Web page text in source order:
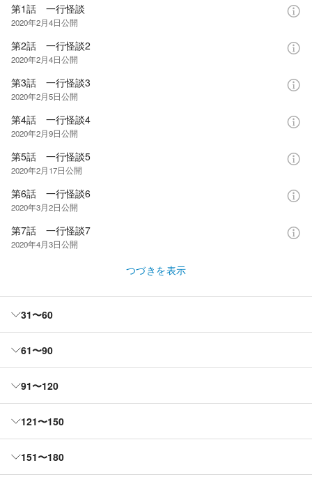
第1話 一行怪談
2020年2月4日公開
第2話 一行怪談2
2020年2月4日公開
第3話 一行怪談3
2020年2月5日公開
第4話 一行怪談4
2020年2月9日公開
第5話 一行怪談5
2020年2月17日公開
第6話 一行怪談6
2020年3月2日公開
第7話 一行怪談7
2020年4月3日公開
つづきを表示
31〜60
61〜90
91〜120
121〜150
151〜180